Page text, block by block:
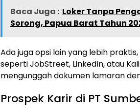
Baca Juga : Loker Tanpa
Sorong, Papua Barat Tahun
Ada juga opsi lain yang lebih
seperti JobStreet, LinkedIn, atau
mengunggah dokumen lamaran
Prospek Karir di PT